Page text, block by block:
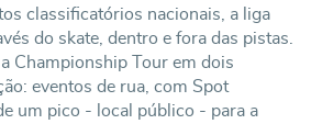
classificatórios nacionais, a liga
do skate, dentro e fora das pistas.
Championship Tour em dois
eventos de rua, com Spot
um pico - local público - para a